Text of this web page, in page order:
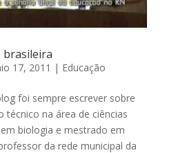
brasileira
17, 2011 | Educação
foi sempre escrever sobre
técnico na área de ciências
biologia e mestrado em
da rede municipal da